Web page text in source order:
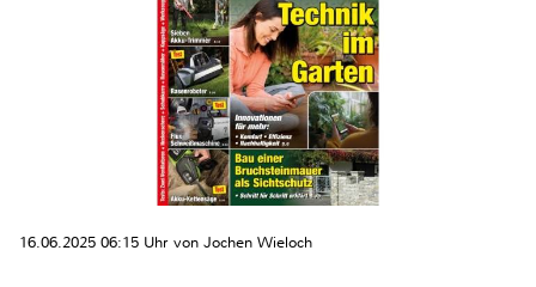
16.06.2025 06:15 Uhr von Jochen Wieloch